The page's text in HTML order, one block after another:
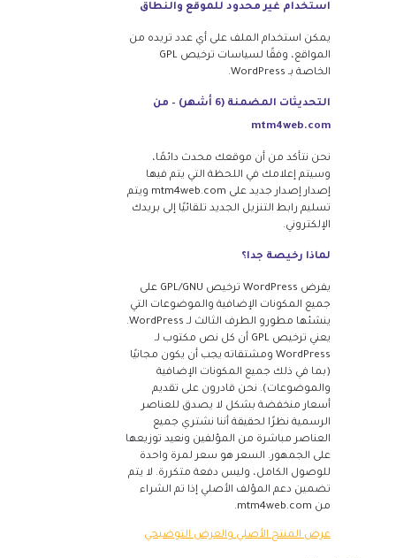
استخدام غير محدود للموقع والنطاق
يمكن استخدام الملف على أي عدد تريده من
المواقع، وفقًا لسياسات ترخيص GPL
الخاصة بـ WordPress.
التحديثات المضمنة (6 أشهر) – من
mtm4web.com
نحن نتأكد من أن موقعك محدث دائمًا،
وسيتم إعلامك في اللحظة التي يتم فيها
إصدار إصدار جديد على mtm4web.com ويتم
تسليم رابط التنزيل الجديد تلقائيًا إلى بريدك
الإلكتروني.
لماذا رخيصة جدا؟
يفرض WordPress ترخيص GPL/GNU على
جميع المكونات الإضافية والموضوعات التي
ينشئها مطورو الطرف الثالث لـ WordPress.
يعني ترخيص GPL أن كل نص مكتوب لـ
WordPress ومشتقاته يجب أن يكون مجانيًا
(بما في ذلك جميع المكونات الإضافية
والموضوعات). نحن قادرون على تقديم
أسعار منخفضة بشكل لا يصدق للعناصر
الرسمية نظرًا لحقيقة أننا نشتري جميع
العناصر مباشرة من المؤلفين ونعيد توزيعها
على الجمهور. السعر هو سعر لمرة واحدة
للوصول الكامل، وليس دفعة متكررة. لا يتم
تضمين دعم المؤلف الأصلي إذا تم الشراء
من mtm4web.com.
عرض المنتج الأصلي والعرض التوضيحي